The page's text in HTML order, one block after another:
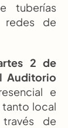
tuberías
redes de
2 de
Auditorio
e
local
de